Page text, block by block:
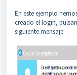
En este ejemplo
creado el login,
siguiente mensaje.